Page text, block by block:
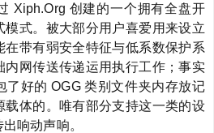
Xiph.Org 创建的一个拥有全盘开
模式。被大部分用户喜爱用来设立
带有弱安全特征与低系数保护系
内网传送传递运用执行工作；事实
了好的 OGG 类别文件夹内存放记
载体的。唯有部分支持这一类的设
响动声响。